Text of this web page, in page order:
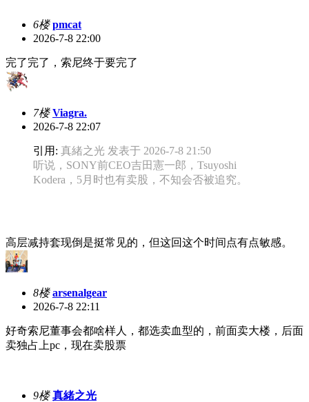
6楼 pmcat
2026-7-8 22:00
完了完了，索尼终于要完了
7楼 Viagra.
2026-7-8 22:07
引用: 真緒之光 发表于 2026-7-8 21:50
听说，SONY前CEO吉田憲一郎，Tsuyoshi
Kodera，5月时也有卖股，不知会否被追究。
高层减持套现倒是挺常见的，但这回这个时间点有点敏感。
8楼 arsenalgear
2026-7-8 22:11
好奇索尼董事会都啥样人，都选卖血型的，前面卖大楼，后面
卖独占上pc，现在卖股票
9楼 真緒之光